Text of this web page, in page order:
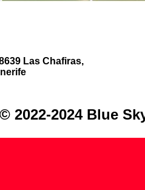
Las Chafiras,
2022-2024 Blue